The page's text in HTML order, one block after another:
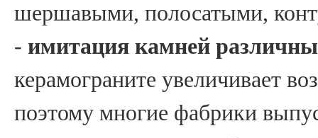
шершавыми, полосатыми,
- имитация камней
керамограните увеличивает
поэтому многие фабрики